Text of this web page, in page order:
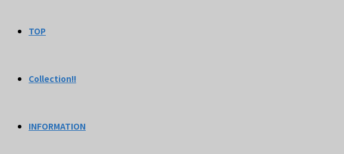
TOP
Collection!!
INFORMATION